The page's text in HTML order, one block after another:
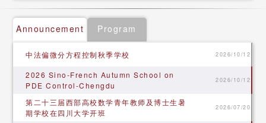
Announcement Program
中法偏微分方程控制秋季学校 2026/10/12
2026 Sino-French Autumn School on
PDE Control-Chengdu
2026/10/12
第二十三届西部高校数学青年教师及博士生暑
期学校在四川大学开班
2026/07/20